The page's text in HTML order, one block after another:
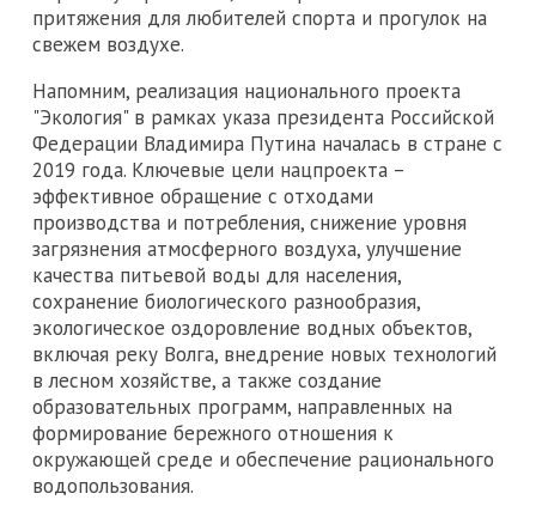
притяжения для любителей спорта и прогулок на
свежем воздухе.
Напомним, реализация национального проекта
"Экология" в рамках указа президента Российской
Федерации Владимира Путина началась в стране с
2019 года. Ключевые цели нацпроекта –
эффективное обращение с отходами
производства и потребления, снижение уровня
загрязнения атмосферного воздуха, улучшение
качества питьевой воды для населения,
сохранение биологического разнообразия,
экологическое оздоровление водных объектов,
включая реку Волга, внедрение новых технологий
в лесном хозяйстве, а также создание
образовательных программ, направленных на
формирование бережного отношения к
окружающей среде и обеспечение рационального
водопользования.